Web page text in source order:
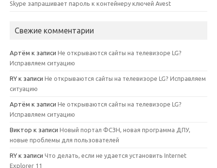
Skype запрашивает пароль к контейнеру ключей Avest
Свежие комментарии
Артём к записи Не открываются сайты на телевизоре LG?
Исправляем ситуацию
RY к записи Не открываются сайты на телевизоре LG? Исправляем
ситуацию
Артём к записи Не открываются сайты на телевизоре LG?
Исправляем ситуацию
Виктор к записи Новый портал ФСЗН, новая программа ДПУ,
новые проблемы для пользователей
RY к записи Что делать, если не удается установить Internet
Explorer 11